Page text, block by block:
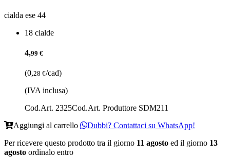
cialda ese 44
18 cialde
4,99 €
(0,28 €/cad)
(IVA inclusa)
Cod.Art. 2325Cod.Art. Produttore SDM211
Aggiungi al carrello
Dubbi? Contattaci su WhatsApp!
Per ricevere questo prodotto tra il giorno 11 agosto ed il giorno 13
agosto ordinalo entro